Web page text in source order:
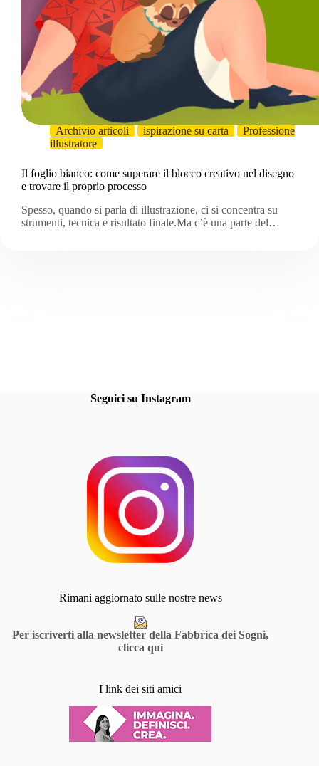
Archivio articoli ispirazione su carta
Professione
illustratore
Il foglio bianco: come superare il blocco creativo nel disegno
e trovare il proprio processo
Spesso, quando si parla di illustrazione, ci si concentra su
strumenti, tecnica e risultato finale.Ma c’è una parte del…
Seguici su Instagram
Rimani aggiornato sulle nostre news
Per iscriverti alla newsletter della Fabbrica dei Sogni,
clicca qui
I link dei siti amici